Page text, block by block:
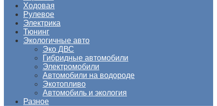
Ходовая
Рулевое
Электрика
Тюнинг
Экологичные авто
Эко ДВС
Гибридные автомобили
Электромобили
Автомобили на водороде
Экотопливо
Автомобиль и экология
Разное